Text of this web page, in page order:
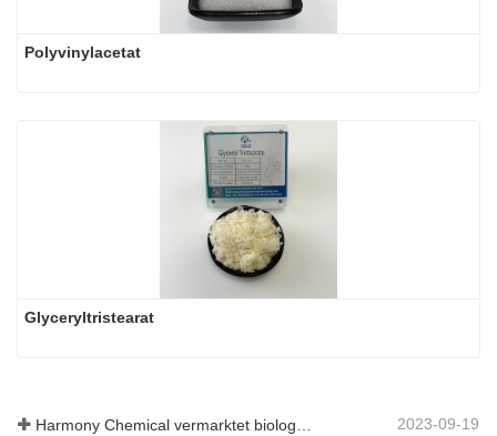
Polyvinylacetat
Glyceryltristearat
Harmony Chemical vermarktet biologisch abbaubares Mulchmaterial und fördert damit eine umweltfreundliche Entwicklung in der Landwirtschaft 2023-09-19